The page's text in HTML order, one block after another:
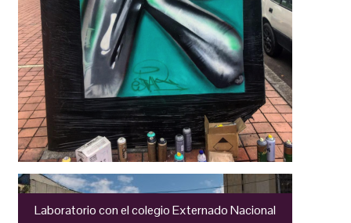
Laboratorio con el colegio Externado Nacional